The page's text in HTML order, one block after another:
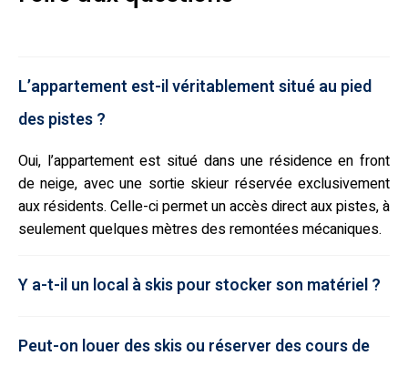
L’appartement est-il véritablement situé au pied
des pistes ?
Oui, l’appartement est situé dans une résidence en front
de neige, avec une sortie skieur réservée exclusivement
aux résidents. Celle-ci permet un accès direct aux pistes, à
seulement quelques mètres des remontées mécaniques.
Y a-t-il un local à skis pour stocker son matériel ?
Peut-on louer des skis ou réserver des cours de